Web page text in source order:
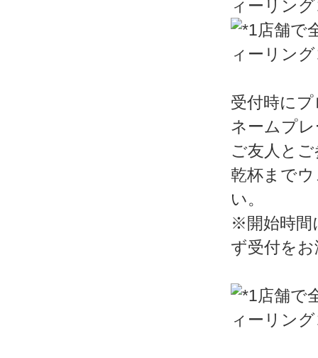
受付時に
ネームプ
ご友人と
乾杯まで
い。
※開始時間
ず受付を